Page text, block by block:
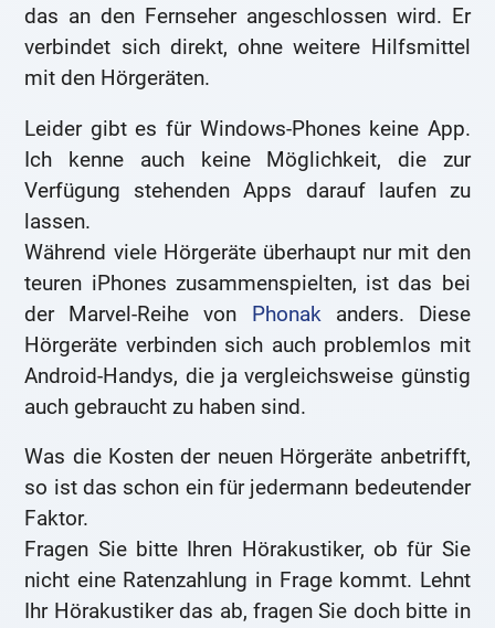
das an den Fernseher angeschlossen wird. Er
verbindet sich direkt, ohne weitere Hilfsmittel
mit den Hörgeräten.
Leider gibt es für Windows-Phones keine App.
Ich kenne auch keine Möglichkeit, die zur
Verfügung stehenden Apps darauf laufen zu
lassen.
Während viele Hörgeräte überhaupt nur mit den
teuren iPhones zusammenspielten, ist das bei
der Marvel-Reihe von Phonakanders. Diese
Hörgeräte verbinden sich auch problemlos mit
Android-Handys, die ja vergleichsweise günstig
auch gebraucht zu haben sind.
Was die Kosten der neuen Hörgeräte anbetrifft,
so ist das schon ein für jedermann bedeutender
Faktor.
Fragen Sie bitte Ihren Hörakustiker, ob für Sie
nicht eine Ratenzahlung in Frage kommt. Lehnt
Ihr Hörakustiker das ab, fragen Sie doch bitte in